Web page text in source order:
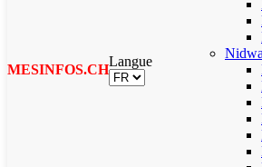
MESINFOS.CH
Langue